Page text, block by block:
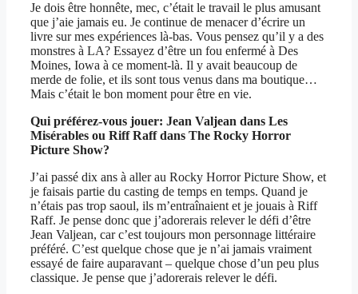
Je dois être honnête, mec, c’était le travail le plus amusant
que j’aie jamais eu. Je continue de menacer d’écrire un
livre sur mes expériences là-bas. Vous pensez qu’il y a des
monstres à LA? Essayez d’être un fou enfermé à Des
Moines, Iowa à ce moment-là. Il y avait beaucoup de
merde de folie, et ils sont tous venus dans ma boutique…
Mais c’était le bon moment pour être en vie.
Qui préférez-vous jouer: Jean Valjean dans Les
Misérables ou Riff Raff dans The Rocky Horror
Picture Show?
J’ai passé dix ans à aller au Rocky Horror Picture Show, et
je faisais partie du casting de temps en temps. Quand je
n’étais pas trop saoul, ils m’entraînaient et je jouais à Riff
Raff. Je pense donc que j’adorerais relever le défi d’être
Jean Valjean, car c’est toujours mon personnage littéraire
préféré. C’est quelque chose que je n’ai jamais vraiment
essayé de faire auparavant – quelque chose d’un peu plus
classique. Je pense que j’adorerais relever le défi.